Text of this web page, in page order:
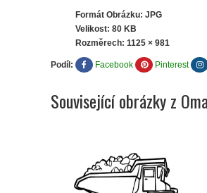
Formát Obrázku: JPG
Velikost: 80 KB
Rozměrech: 1125 × 981
Podíl: Facebook Pinterest
Související obrázky z